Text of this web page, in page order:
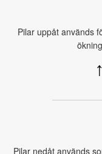
Pilar uppåt används
↑
Pilar nedåt används